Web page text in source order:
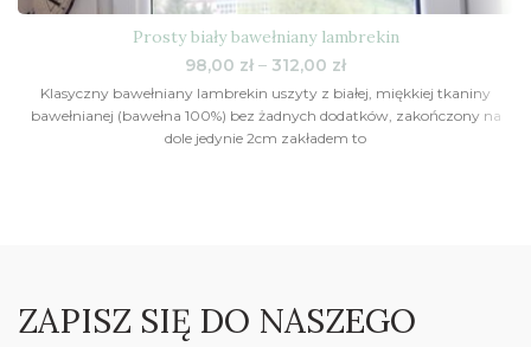
Prosty biały bawełniany lambrekin
98,00 zł – 312,00 złZakres
cen:
od
98,00 zł
do
Klasyczny bawełniany lambrekin uszyty z białej, miękkiej tkaniny
bawełnianej (bawełna 100%) bez żadnych dodatków, zakończony na
dole jedynie 2cm zakładem to
ZAPISZ SIĘ DO NASZEGO